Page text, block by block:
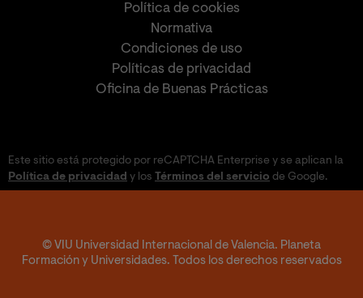
Política de cookies
Normativa
Condiciones de uso
Políticas de privacidad
Oficina de Buenas Prácticas
Este sitio está protegido por reCAPTCHA Enterprise y se aplican la
Política de privacidad y los Términos del servicio de Google.
© VIU Universidad Internacional de Valencia. Planeta
Formación y Universidades. Todos los derechos reservados